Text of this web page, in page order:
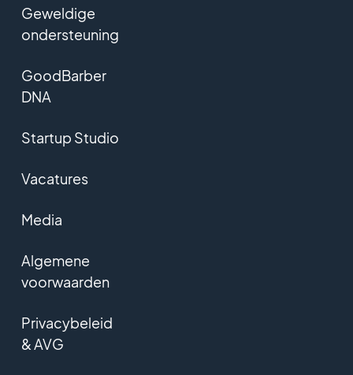
Geweldige
ondersteuning
GoodBarber
DNA
Startup Studio
Vacatures
Media
Algemene
voorwaarden
Privacybeleid
& AVG